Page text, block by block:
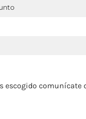
escogido